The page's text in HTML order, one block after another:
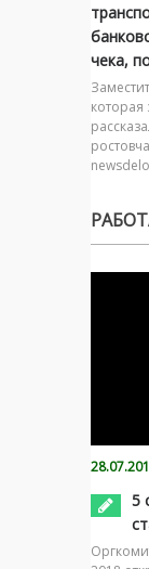
чека,
которая
5